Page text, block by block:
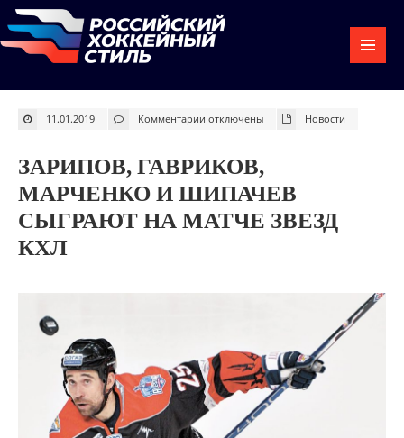
11.01.2019 Комментарии к
Марченко
и
Шипачев
сыграют
на
звезд
КХЛ
отключены Новости
ЗАРИПОВ, ГАВРИКОВ,
МАРЧЕНКО И ШИПАЧЕВ
СЫГРАЮТ НА МАТЧЕ ЗВЕЗД
КХЛ